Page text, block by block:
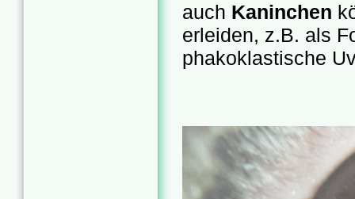
auch Kaninchen
erleiden, z.B. als
phakoklastische